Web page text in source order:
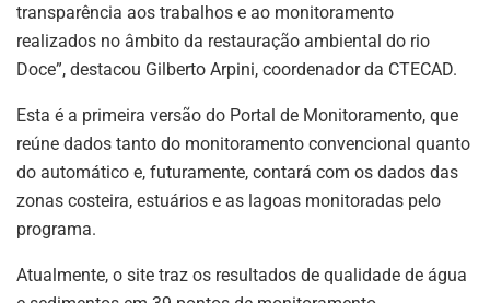
transparência aos trabalhos e ao monitoramento
realizados no âmbito da restauração ambiental do rio
Doce”, destacou Gilberto Arpini, coordenador da CTECAD.
Esta é a primeira versão do Portal de Monitoramento, que
reúne dados tanto do monitoramento convencional quanto
do automático e, futuramente, contará com os dados das
zonas costeira, estuários e as lagoas monitoradas pelo
programa.
Atualmente, o site traz os resultados de qualidade de água